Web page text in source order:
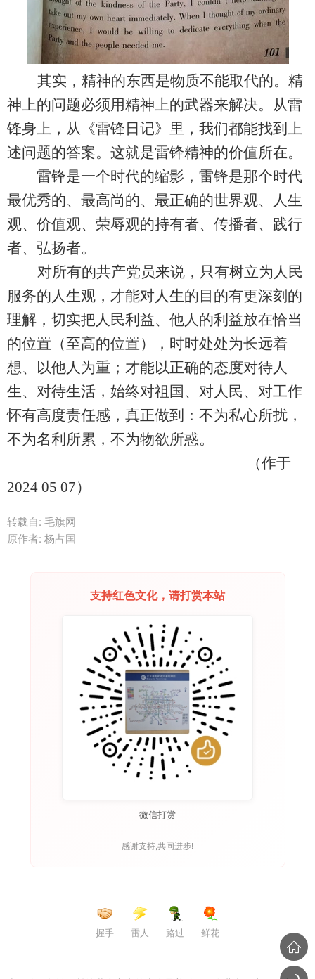
其实，精神的东西是物质不能取代的。精
神上的问题必须用精神上的武器来解决。从雷
锋身上，从 《雷锋日记》 里，我们都能找到上
述问题的答案。这就是雷锋精神的价值所在。
雷锋是一个时代的缩影，雷锋是那个时代
最优秀的、最高尚的、最正确的世界观、人生
观、价值观、荣辱观的持有者、传播者、践行
者、弘扬者。
对所有的共产党员来说，只有树立为人民
服务的人生观，才能对人生的目的有更深刻的
理解，切实把人民利益、他人的利益放在恰当
的位置 （至高的位置）
，时时处处为长远着
想、以他人为重；才能以正确的态度对待人
生、对待生活，始终对祖国、对人民、对工作
怀有高度责任感，真正做到：不为私心所扰，
不为名利所累，不为物欲所惑。
（作于
2024 05 07）
转载自: 毛旗网
原作者: 杨占国
支持红色文化，请打赏本站
微信打赏
感谢支持,共同进步!
握手 雷人 路过 鲜花